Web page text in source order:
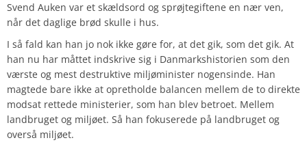
Svend Auken var et skældsord og sprøjtegiftene en nær ven,
når det daglige brød skulle i hus.
I så fald kan han jo nok ikke gøre for, at det gik, som det gik. At
han nu har måttet indskrive sig i Danmarkshistorien som den
værste og mest destruktive miljøminister nogensinde. Han
magtede bare ikke at opretholde balancen mellem de to direkte
modsat rettede ministerier, som han blev betroet. Mellem
landbruget og miljøet. Så han fokuserede på landbruget og
overså miljøet.